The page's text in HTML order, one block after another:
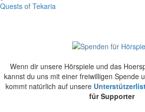
Quests of Tekaria
Wenn dir unsere Hörspiele und das
kannst du uns mit einer freiwilligen Spende
kommt natürlich auf unsere
für Supporter